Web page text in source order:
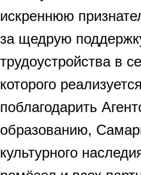
искреннюю
за щедрую
трудоустройства в
которого
поблагодарить
образованию,
культурного